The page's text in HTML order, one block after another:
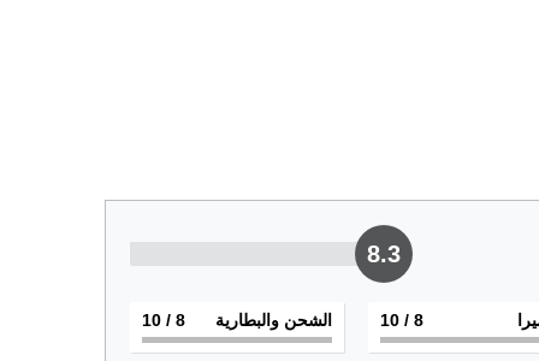
8.3
8
/ 10 الشحن والبطارية 8
/ 10